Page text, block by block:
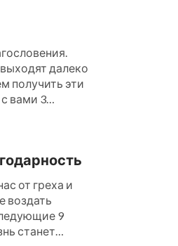
о
стопам,
» (Мф.
далеко
получить эти
вами 3
от греха и
воздать
9
станет